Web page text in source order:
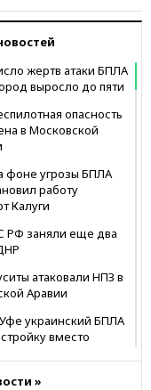
жертв атаки БПЛА
выросло до пяти
опасность
в Московской
фоне угрозы БПЛА
работу
Калуги
РФ заняли еще два
атаковали НПЗ в
Аравии
украинский БПЛА
вместо
осталась без
»